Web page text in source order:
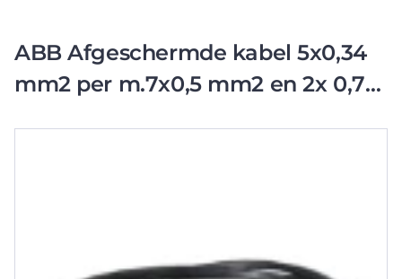
ABB Afgeschermde kabel 5x0,34
mm2 per m.7x0,5 mm2 en 2x 0,75